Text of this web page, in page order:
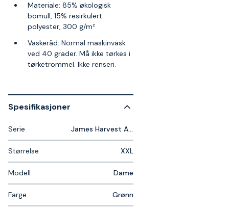
Materiale: 85% økologisk
bomull, 15% resirkulert
polyester, 300 g/m²
Vaskeråd: Normal maskinvask
ved 40 grader. Må ikke tørkes i
tørketrommel. Ikke renseri.
Spesifikasjoner
Serie James Harvest Alder Heights Woman
Størrelse XXL
Modell Dame
Farge Grønn